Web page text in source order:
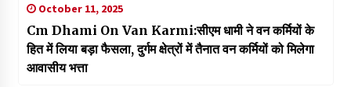
October 11, 2025
Cm Dhami On Van Karmi:सीएम धामी ने वन कर्मियों के
हित में लिया बड़ा फैसला, दुर्गम क्षेत्रों में तैनात वन कर्मियों को मिलेगा
आवासीय भत्ता